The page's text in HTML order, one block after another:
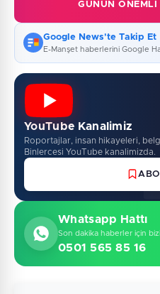
GÜNÜN ÖNEMLI
Google News'te Takip Et
E-Manşet haberlerini Google
YouTube Kanalimiz
Roportajlar, insan hikayeleri,
Binlercesi YouTube kanalimizda.
Whatsapp Hattı
Son dakika haberler için
0501 565 85 16